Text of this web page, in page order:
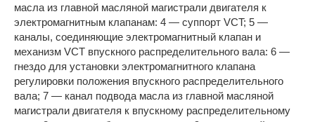
масла из главной масляной магистрали двигателя к
электромагнитным клапанам: 4 — суппорт VCT; 5 —
каналы, соединяющие электромагнитный клапан и
механизм VCT впускного распределительного вала: 6 —
гнездо для установки электромагнитного клапана
регулировки положения впускного распределительного
вала; 7 — канал подвода масла из главной масляной
магистрали двигателя к впускному распределительному